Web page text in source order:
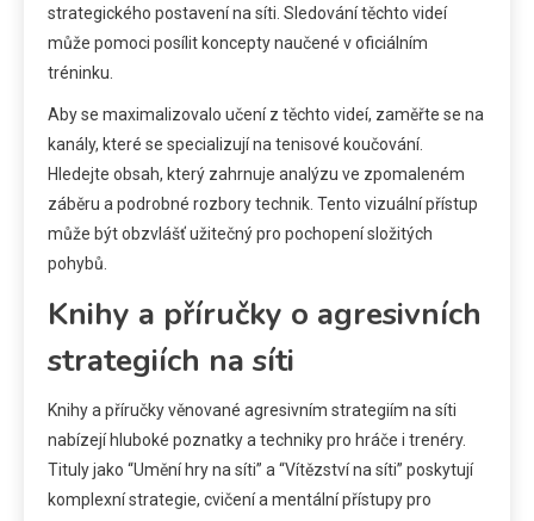
strategického postavení na síti. Sledování těchto videí
může pomoci posílit koncepty naučené v oficiálním
tréninku.
Aby se maximalizovalo učení z těchto videí, zaměřte se na
kanály, které se specializují na tenisové koučování.
Hledejte obsah, který zahrnuje analýzu ve zpomaleném
záběru a podrobné rozbory technik. Tento vizuální přístup
může být obzvlášť užitečný pro pochopení složitých
pohybů.
Knihy a příručky o agresivních
strategiích na síti
Knihy a příručky věnované agresivním strategiím na síti
nabízejí hluboké poznatky a techniky pro hráče i trenéry.
Tituly jako “Umění hry na síti” a “Vítězství na síti” poskytují
komplexní strategie, cvičení a mentální přístupy pro